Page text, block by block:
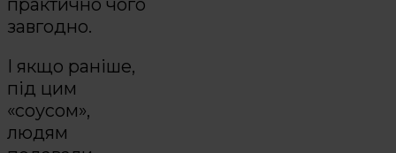
практично чого
завгодно.
І якщо раніше,
під цим
«соусом»,
людям